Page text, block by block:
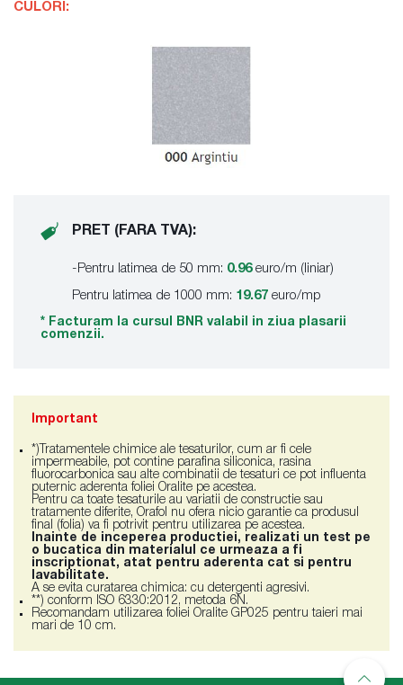
CULORI:
PRET (FARA TVA):
-Pentru latimea de 50 mm: 0.96 euro/m (liniar)
Pentru latimea de 1000 mm: 19.67 euro/mp
* Facturam la cursul BNR valabil in ziua plasarii
comenzii.
Important
*)Tratamentele chimice ale tesaturilor, cum ar fi cele
impermeabile, pot contine parafina siliconica, rasina
fluorocarbonica sau alte combinatii de tesaturi ce pot influenta
puternic aderenta foliei Oralite pe acestea.
Pentru ca toate tesaturile au variatii de constructie sau
tratamente diferite, Orafol nu ofera nicio garantie ca produsul
final (folia) va fi potrivit pentru utilizarea pe acestea.
Inainte de inceperea productiei, realizati un test pe
o bucatica din materialul ce urmeaza a fi
inscriptionat, atat pentru aderenta cat si pentru
lavabilitate.
A se evita curatarea chimica: cu detergenti agresivi.
**) conform ISO 6330:2012, metoda 6N.
Recomandam utilizarea foliei Oralite GP025 pentru taieri mai
mari de 10 cm.